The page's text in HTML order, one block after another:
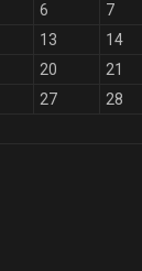
6 7
13 14
20 21
27 28